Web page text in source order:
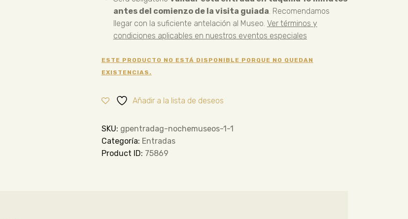
antes del comienzo de la visita guiada. Recomendamos
llegar con la suficiente antelación al Museo. Ver términos y
condiciones aplicables en nuestros eventos especiales
ESTE PRODUCTO NO ESTÁ DISPONIBLE PORQUE NO QUEDAN
EXISTENCIAS.
Añadir a la lista de deseos
SKU: gpentradag-nochemuseos-1-1
Categoría: Entradas
Product ID: 75869